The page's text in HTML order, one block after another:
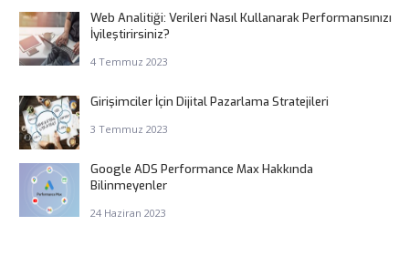
Web Analitiği: Verileri Nasıl Kullanarak Performansınızı
İyileştirirsiniz?
4 Temmuz 2023
Girişimciler İçin Dijital Pazarlama Stratejileri
3 Temmuz 2023
Google ADS Performance Max Hakkında
Bilinmeyenler
24 Haziran 2023